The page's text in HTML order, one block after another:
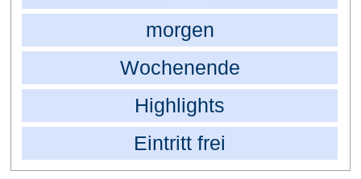
morgen
Wochenende
Highlights
Eintritt frei